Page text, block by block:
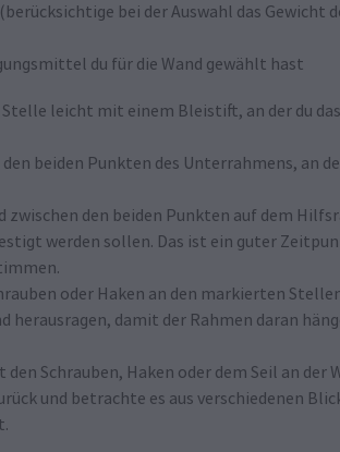
bei der Auswahl das Gewicht
du für die Wand gewählt hast
leicht mit einem Bleistift, an der du
beiden Punkten des Unterrahmens, an
den beiden Punkten auf dem
werden sollen. Das ist ein guter
oder Haken an den markierten
herausragen, damit der Rahmen daran
Schrauben, Haken oder dem Seil an der
und betrachte es aus verschiedenen